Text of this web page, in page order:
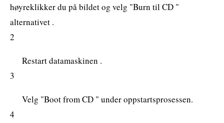
høyreklikker du på bildet og velg "Burn til CD "
alternativet .
2
Restart datamaskinen .
3
Velg "Boot from CD " under oppstartsprosessen.
4